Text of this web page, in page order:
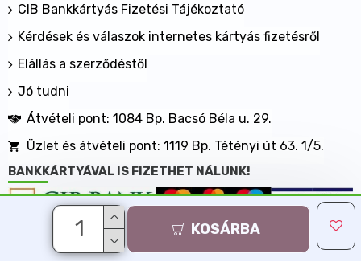
KOSÁRBA
CIB Bankkártyás Fizetési Tájékoztató
Kérdések és válaszok internetes kártyás fizetésről
Elállás a szerződéstől
Jó tudni
Átvételi pont: 1084 Bp. Bacsó Béla u. 29.
Üzlet és átvételi pont: 1119 Bp. Tétényi út 63. 1/5.
BANKKÁRTYÁVAL IS FIZETHET NÁLUNK!
Minden jog fenntartva, MaxShopping Kft. 2013-2026
Árukereső.hu